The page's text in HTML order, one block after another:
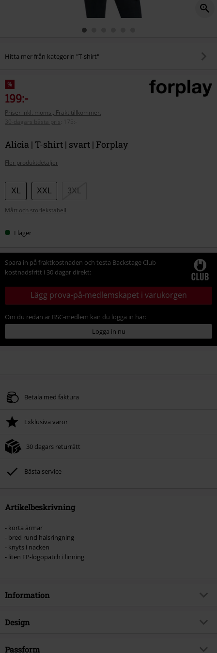
Hitta mer från kategorin "T-shirt"
%
199:-
Priser inkl. moms., Frakt tillkommer.
30-dagars bästa pris
175:-
Alicia | T-shirt | svart | Forplay
Fler produktdetaljer
Välj
din
storlek
XL XXL 3XL
Mått och storlekstabell
I lager
Spara in på fraktkostnaden och testa Backstage Club
kostnadsfritt i 30 dagar direkt:
Lägg prova-på-medlemskapet i varukorgen
Om du redan är BSC-medlem kan du logga in här:
Logga in nu
Betala med faktura
Exklusiva varor
30 dagars returrätt
Bästa service
Artikelbeskrivning
- korta ärmar
- bred rund halsringning
- knyts i nacken
- liten FP-logopatch i linning
Information
Artikelnummer
Brand
Design
Produkttyp
Passform